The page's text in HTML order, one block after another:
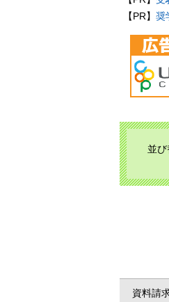
【PR】 奨
並び
資料請